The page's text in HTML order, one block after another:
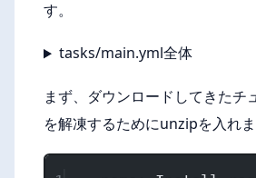
す。
tasks/main.yml全体
まず、ダウンロードしてきたチ
を解凍するためにunzipを入れま